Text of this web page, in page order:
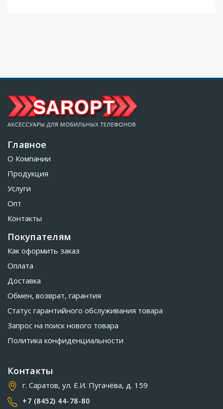
Главное
О Компании
Продукция
Услуги
Опт
Контакты
Покупателям
Как оформить заказ
Оплата
Доставка
Обмен, возврат, гарантия
Статус гарантийного обслуживания товара
Запрос на поиск нового товара
Политика конфиденциальности
Контакты
г. Саратов, ул. Е.И. Пугачёва, д. 159
+7 (8452) 44-78-80